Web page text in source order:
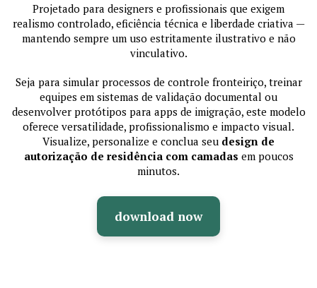
Projetado para designers e profissionais que exigem
realismo controlado, eficiência técnica e liberdade criativa —
mantendo sempre um uso estritamente ilustrativo e não
vinculativo.
Seja para simular processos de controle fronteiriço, treinar
equipes em sistemas de validação documental ou
desenvolver protótipos para apps de imigração, este modelo
oferece versatilidade, profissionalismo e impacto visual.
Visualize, personalize e conclua seu design de
autorização de residência com camadas em poucos
minutos.
download now